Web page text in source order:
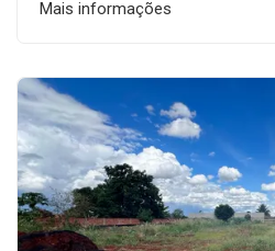
Mais informações